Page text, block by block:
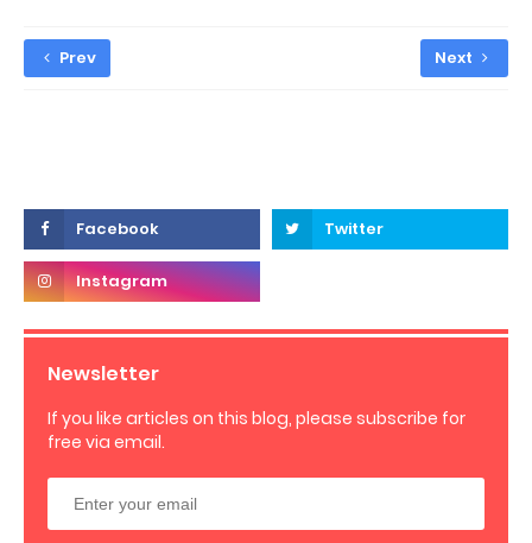
Prev Next
Newsletter
If you like articles on this blog, please subscribe for
free via email.